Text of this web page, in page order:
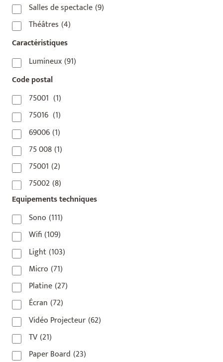
Salles de spectacle(9)
Théâtres (4)
Caractéristiques
Lumineux(91)
Code postal
75001 (1)
75016 (1)
69006(1)
75 008(1)
75001 (2)
75002 (8)
75003(1)
75004(2)
75006 (5)
75007(7)
75008 (17)
75009(5)
75010 (9)
75011 (17)
75012(8)
75013(2)
Equipements techniques
Sono (111)
Wifi(109)
Light(103)
Micro (71)
Platine(27)
Écran (72)
Vidéo Projecteur(62)
TV(21)
Paper Board (23)